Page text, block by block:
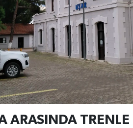
ARASINDA TRENLE